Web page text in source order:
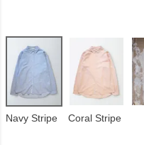
Navy Stripe Coral Stripe